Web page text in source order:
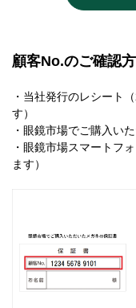
顧客No.のご確認
・当社発行のレシート
す）
・眼鏡市場でご購入い
・眼鏡市場スマートフ
ます）